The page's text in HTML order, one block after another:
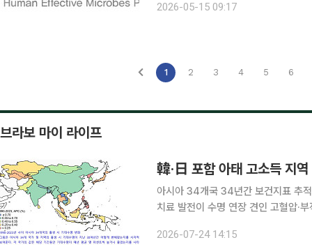
략이다. HEM파마는 일본 시장에
2026-05-15 09:17
1 2 3 4 5 6
브라보 마이 라이프
韓·日 포함 아태 고소득 지
아시아 34개국 34년간 보건지표 추
치료 발전이 수명 연장 견인 고혈압·부
과가 나왔다. 24일 고려대학교에
2026-07-24 14:15